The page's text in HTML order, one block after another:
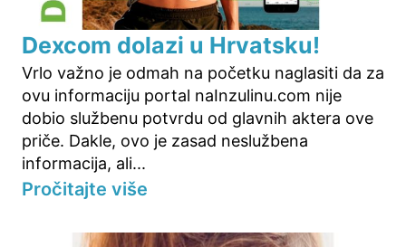
Dexcom dolazi u Hrvatsku!
Vrlo važno je odmah na početku naglasiti da za
ovu informaciju portal naInzulinu.com nije
dobio službenu potvrdu od glavnih aktera ove
priče. Dakle, ovo je zasad neslužbena
informacija, ali...
Pročitajte više